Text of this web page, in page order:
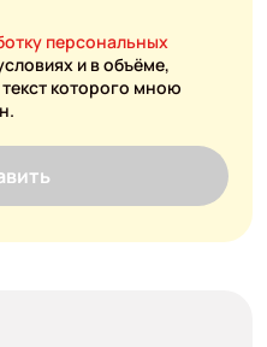
персональных
и в объёме,
которого мною